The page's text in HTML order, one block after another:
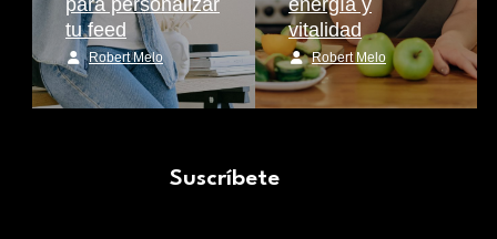
tu feed
Robert Melo
vitalidad
Robert Melo
Suscríbete